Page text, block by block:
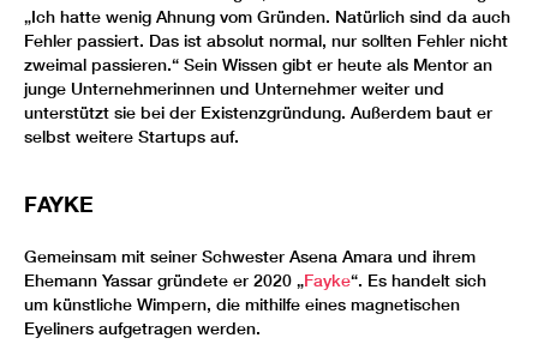
„Ich hatte wenig Ahnung vom Gründen. Natürlich sind da auch
Fehler passiert. Das ist absolut normal, nur sollten Fehler nicht
zweimal passieren.“ Sein Wissen gibt er heute als Mentor an
junge Unternehmerinnen und Unternehmer weiter und
unterstützt sie bei der Existenzgründung. Außerdem baut er
selbst weitere Startups auf.
FAYKE
Gemeinsam mit seiner Schwester Asena Amara und ihrem
Ehemann Yassar gründete er 2020 „Fayke“. Es handelt sich
um künstliche Wimpern, die mithilfe eines magnetischen
Eyeliners aufgetragen werden.